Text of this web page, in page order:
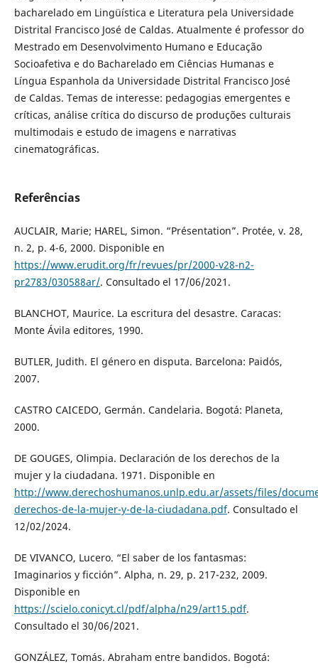
bacharelado em Lingüística e Literatura pela Universidade
Distrital Francisco José de Caldas. Atualmente é professor do
Mestrado em Desenvolvimento Humano e Educação
Socioafetiva e do Bacharelado em Ciências Humanas e
Língua Espanhola da Universidade Distrital Francisco José
de Caldas. Temas de interesse: pedagogias emergentes e
críticas, análise crítica do discurso de produções culturais
multimodais e estudo de imagens e narrativas
cinematográficas.
Referências
AUCLAIR, Marie; HAREL, Simon. “Présentation”. Protée, v. 28,
n. 2, p. 4-6, 2000. Disponible en
https://www.erudit.org/fr/revues/pr/2000-v28-n2-
pr2783/030588ar/. Consultado el 17/06/2021.
BLANCHOT, Maurice. La escritura del desastre. Caracas:
Monte Ávila editores, 1990.
BUTLER, Judith. El género en disputa. Barcelona: Paidós,
2007.
CASTRO CAICEDO, Germán. Candelaria. Bogotá: Planeta,
2000.
DE GOUGES, Olimpia. Declaración de los derechos de la
mujer y la ciudadana. 1971. Disponible en
http://www.derechoshumanos.unlp.edu.ar/assets/files/
derechos-de-la-mujer-y-de-la-ciudadana.pdf. Consultado el
12/02/2024.
DE VIVANCO, Lucero. “El saber de los fantasmas:
Imaginarios y ficción”. Alpha, n. 29, p. 217-232, 2009.
Disponible en
https://scielo.conicyt.cl/pdf/alpha/n29/art15.pdf.
Consultado el 30/06/2021.
GONZÁLEZ, Tomás. Abraham entre bandidos. Bogotá: